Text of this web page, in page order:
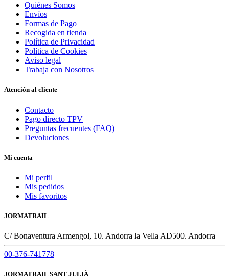
Quiénes Somos
Envíos
Formas de Pago
Recogida en tienda
Política de Privacidad
Política de Cookies
Aviso legal
Trabaja con Nosotros
Atención al cliente
Contacto
Pago directo TPV
Preguntas frecuentes (FAQ)
Devoluciones
Mi cuenta
Mi perfil
Mis pedidos
Mis favoritos
JORMATRAIL
C/ Bonaventura Armengol, 10. Andorra la Vella AD500. Andorra
00-376-741778
JORMATRAIL SANT JULIÀ